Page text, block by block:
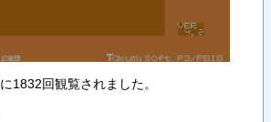
1832回観覧されました。